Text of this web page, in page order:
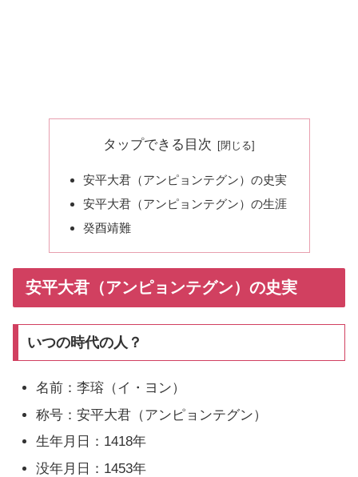
タップできる目次
安平大君（アンピョンテグン）の史実
安平大君（アンピョンテグン）の生涯
癸酉靖難
安平大君（アンピョンテグン）の史実
いつの時代の人？
名前：李瑢（イ・ヨン）
称号：安平大君（アンピョンテグン）
生年月日：1418年
没年月日：1453年